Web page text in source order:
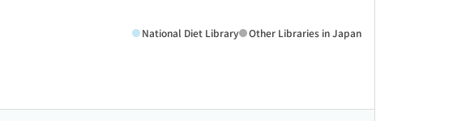
National Diet Library Other Libraries in Japan